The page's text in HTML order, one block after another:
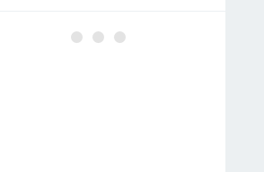
После 60 гоните друзей в шею: